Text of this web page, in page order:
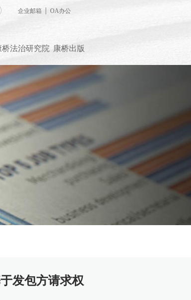
企业邮箱 | OA办公
桥法治研究院 康桥出版
发包方请求权